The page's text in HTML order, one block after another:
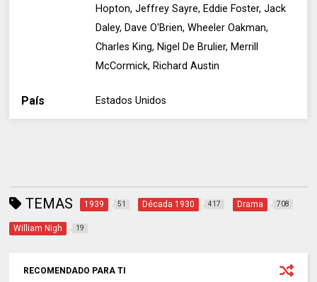
Hopton, Jeffrey Sayre, Eddie Foster, Jack
Daley, Dave O'Brien, Wheeler Oakman,
Charles King, Nigel De Brulier, Merrill
McCormick, Richard Austin
País Estados Unidos
TEMAS 1939 51 Década 1930 417 Drama 708
William Nigh 19
RECOMENDADO PARA TI